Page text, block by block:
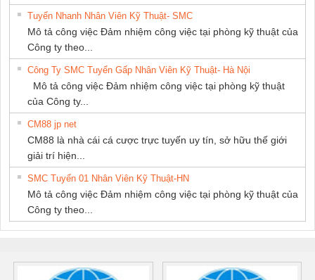
Tuyển Nhanh Nhân Viên Kỹ Thuật- SMC
Mô tả công việc Đảm nhiệm công việc tại phòng kỹ thuật của
Công ty theo...
Công Ty SMC Tuyển Gấp Nhân Viên Kỹ Thuật- Hà Nội
Mô tả công việc Đảm nhiệm công việc tại phòng kỹ thuật
của Công ty...
CM88 jp net
CM88 là nhà cái cá cược trực tuyến uy tín, sở hữu thế giới
giải trí hiện...
SMC Tuyển 01 Nhân Viên Kỹ Thuật-HN
Mô tả công việc Đảm nhiệm công việc tại phòng kỹ thuật của
Công ty theo...